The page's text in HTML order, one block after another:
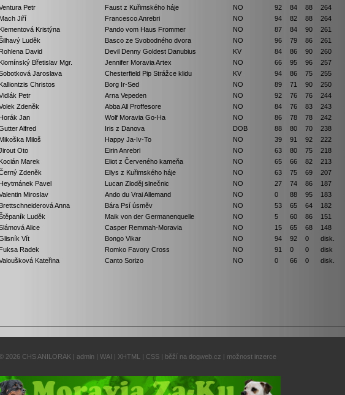
Petr
Faust z Kuřimského háje NO 92 84 88 264
Jiří
Francesco Anrebri NO 94 82 88 264
Kristýna
Pando vom Haus Frommer NO 87 84 90 261
Luděk
Basco ze Svobodného dvora NO 96 79 86 261
David
Devil Denny Goldest Danubius KV 84 86 90 260
Břetislav Mgr.
Jennifer Moravia Artex NO 66 95 96 257
Jaroslava
Chesterfield Pip Strážce klidu KV 94 86 75 255
Christos
Borg Ir-Sed NO 89 71 90 250
Petr
Arna Vepeden NO 92 76 76 244
Zdeněk
Abba All Proffesore NO 84 76 83 243
Jan
Wolf Moravia Go-Ha NO 86 78 78 242
Alfred
Iris z Danova DOB 88 80 70 238
Miloš
Happy Ja-Iv-To NO 39 91 92 222
Oto
Eirin Anrebri NO 63 80 75 218
Marek
Eliot z Červeného kameňa NO 65 66 82 213
Zdeněk
Ellys z Kuřimského háje NO 63 75 69 207
Pavel
Lucan Zloděj slnečnic NO 27 74 86 187
Miroslav
Ando du Vrai Allemand NO 0 88 95 183
Anna
Bára Psí úsměv NO 53 65 64 182
Luděk
Maik von der Germanenquelle NO 5 60 86 151
Alice
Casper Remmah-Moravia NO 15 65 68 148
Vít
Bongo Vikar NO 94 92 0 disk.
Radek
Romko Favory Cross NO 91 0 0 disk
Kateřina
Canto Sorizo NO 0 66 0 disk.
2026 CHS ANILORAK | admin | WAI | XHTML | CSS| běží na dogweb.cz | možnost inzerce